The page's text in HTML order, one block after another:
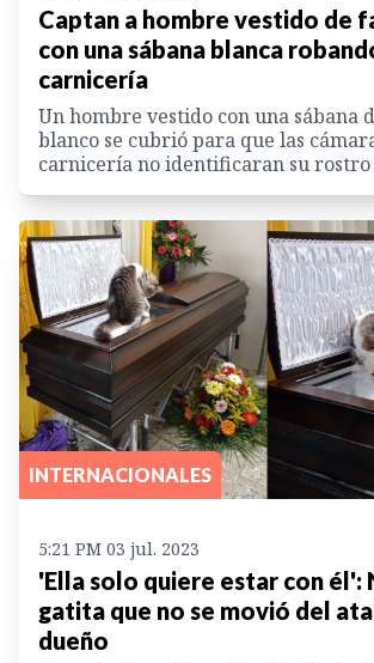
Captan a hombre vestido de
con una sábana blanca
carnicería
Un hombre vestido con una sábana
blanco se cubrió para que las
carnicería no identificaran su rostro
INTERNACIONALES
5:21 PM 03 jul. 2023
'Ella solo quiere estar con él':
gatita que no se movió del
dueño